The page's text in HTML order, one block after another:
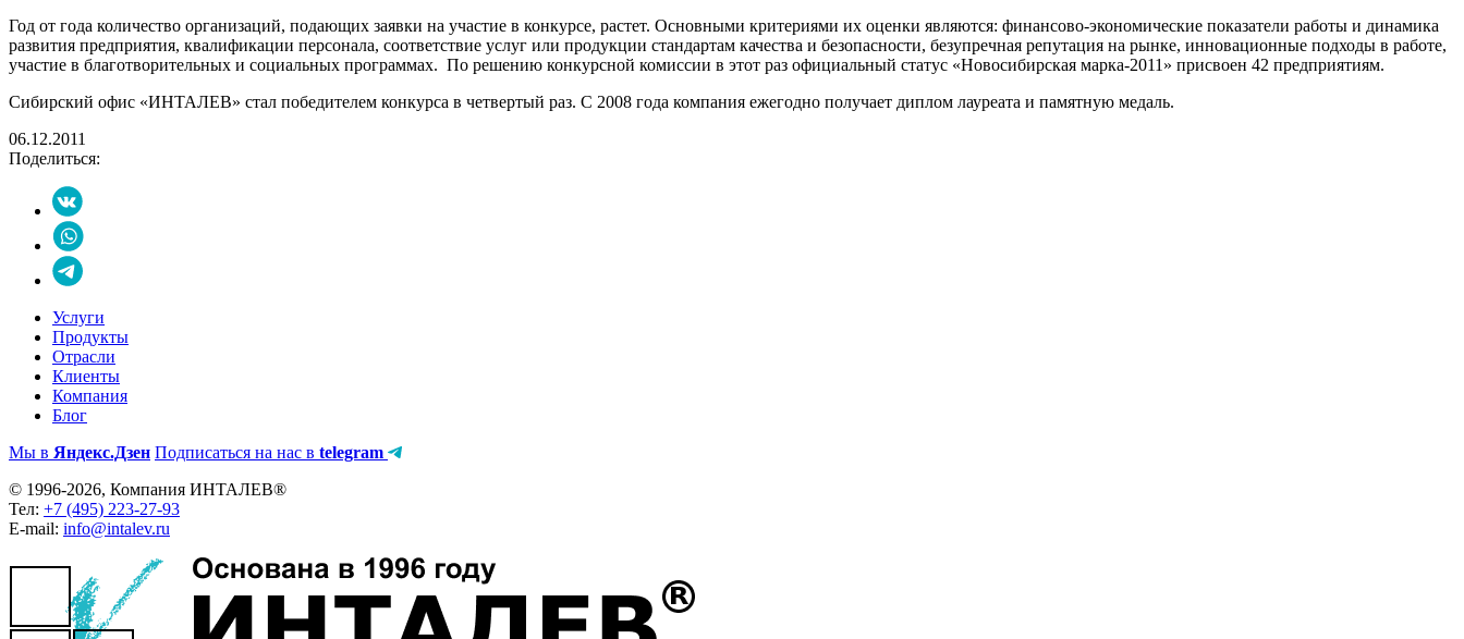
Год от года количество организаций, подающих заявки на участие в конкурсе, растет. Основными критериями их оценки являются: финансово-экономические показатели работы и динамика
развития предприятия, квалификации персонала, соответствие услуг или продукции стандартам качества и безопасности, безупречная репутация на рынке, инновационные подходы в работе,
участие в благотворительных и социальных программах. По решению конкурсной комиссии в этот раз официальный статус «Новосибирская марка-2011» присвоен 42 предприятиям.
Сибирский офис «ИНТАЛЕВ» стал победителем конкурса в четвертый раз. С 2008 года компания ежегодно получает диплом лауреата и памятную медаль.
06.12.2011
Поделиться:
Услуги
Продукты
Отрасли
Клиенты
Компания
Блог
Мы в Яндекс.Дзен Подписаться на нас в telegram
© 1996-2026, Компания ИНТАЛЕВ®
Тел: +7 (495) 223-27-93
E-mail: info@intalev.ru